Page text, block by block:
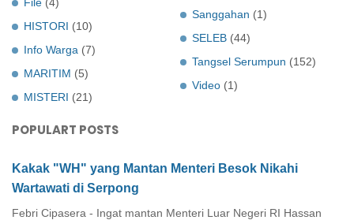
HISTORI (10)
Info Warga (7)
MARITIM (5)
MISTERI (21)
Sanggahan (1)
SELEB (44)
Tangsel Serumpun (152)
Video (1)
POPULART POSTS
Kakak "WH" yang Mantan Menteri Besok Nikahi
Wartawati di Serpong
Febri Cipasera - Ingat mantan Menteri Luar Negeri RI Hassan